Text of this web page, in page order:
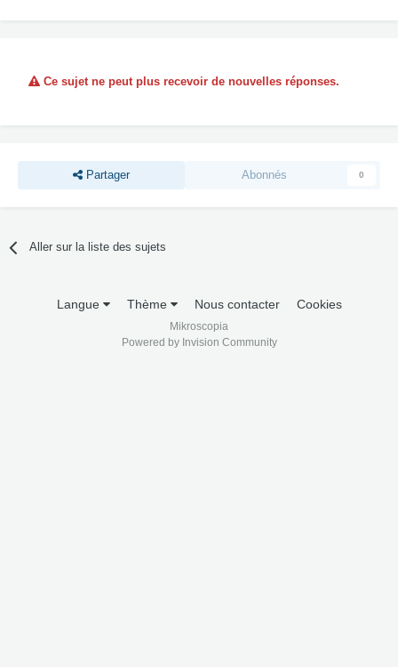
Ce sujet ne peut plus recevoir de nouvelles réponses.
Partager Abonnés 0
Aller sur la liste des sujets
Langue Thème Nous contacter Cookies
Mikroscopia
Powered by Invision Community